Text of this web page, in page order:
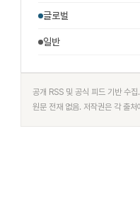
글로벌
일반
공개 RSS 및 공식 피드 기반 수집.
원문 전재 없음. 저작권은 각 출처